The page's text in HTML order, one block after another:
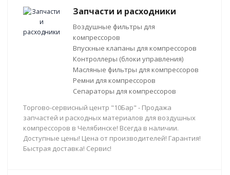
Запчасти и расходники
Воздушные фильтры для
компрессоров
Впускные клапаны для компрессоров
Контроллеры (блоки управления)
Масляные фильтры для компрессоров
Ремни для компрессоров
Сепараторы для компрессоров
Торгово-сервисный центр "10Бар" - Продажа
запчастей и расходных материалов для воздушных
компрессоров в Челябинске! Всегда в наличии.
Доступные цены! Цена от производителей! Гарантия!
Быстрая доставка! Сервис!